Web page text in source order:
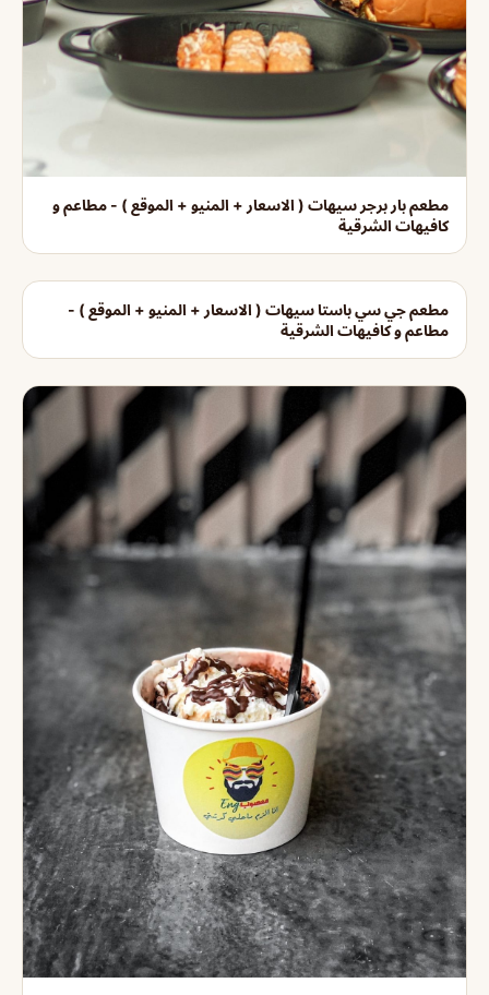
مطعم بار برجر سيهات ( الاسعار + المنيو + الموقع ) - مطاعم و
كافيهات الشرقية
مطعم جي سي باستا سيهات ( الاسعار + المنيو + الموقع ) -
مطاعم و كافيهات الشرقية